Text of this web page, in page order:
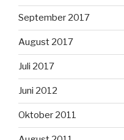
September 2017
August 2017
Juli 2017
Juni 2012
Oktober 2011